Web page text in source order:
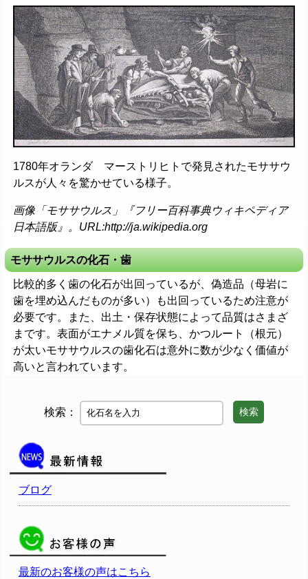
1780年オランダ マーストリヒトで発見されたモササウ
ルスが人々を驚かせている様子。
画像「モササウルス」『フリー百科事典ウィキペディア
日本語版』。URL:http://ja.wikipedia.org
モササウルスの化石・歯
比較的多く歯の化石が出回っているが、偽造品（母岩に
歯を埋め込んだものが多い）も出回っているため注意が
必要です。また、出土・保存状態によって品質はさまざ
まです。表面がエナメル質を保ち、かつルート（根元）
が太いモササウルスの歯化石は意外に数が少なく価値が
高いと言われています。
検索： 検索
ブログ
最新のお客様の声はこちら